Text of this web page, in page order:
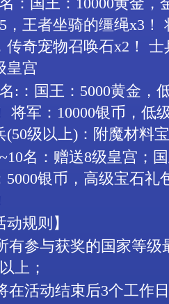
，王者坐骑的缰绳x3 ！
传奇宠物召唤石x2 ！ 士
皇宫
名: ：国王： 5000黄金，
将军： 10000银币，低
(50级以上)：附魔材料
名： 赠送8级皇宫；
5000银币，高级宝石礼
动规则】
有参与获奖的国家等级
上 ；
在活动结束后3个工作